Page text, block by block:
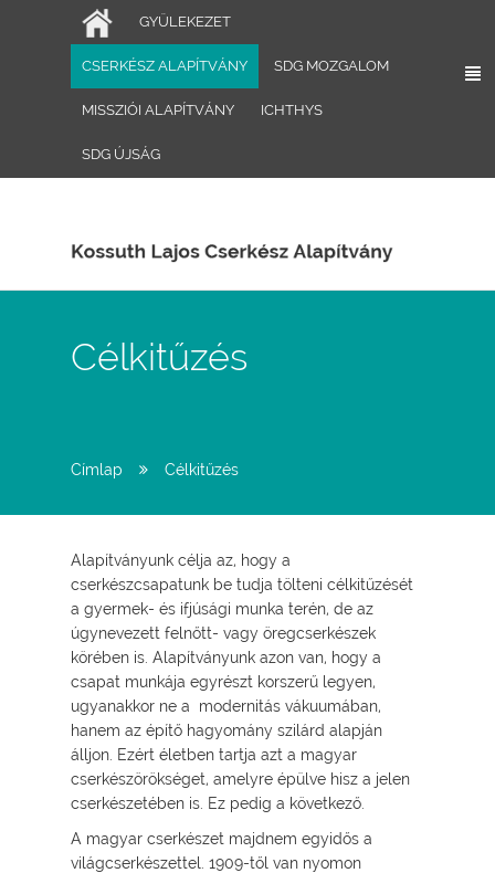
GYÜLEKEZET
CSERKÉSZ ALAPÍTVÁNY SDG MOZGALOM
MISSZIÓI ALAPÍTVÁNY ICHTHYS
SDG ÚJSÁG
Célkitűzés
Címlap Célkitűzés
Alapítványunk célja az, hogy a
cserkészcsapatunk be tudja tölteni célkitűzését
a gyermek- és ifjúsági munka terén, de az
úgynevezett felnőtt- vagy öregcserkészek
körében is. Alapítványunk azon van, hogy a
csapat munkája egyrészt korszerű legyen,
ugyanakkor ne a modernitás vákuumában,
hanem az építő hagyomány szilárd alapján
álljon. Ezért életben tartja azt a magyar
cserkészörökséget, amelyre épülve hisz a jelen
cserkészetében is. Ez pedig a következő.
A magyar cserkészet majdnem egyidős a
világcserkészettel. 1909-től van nyomon